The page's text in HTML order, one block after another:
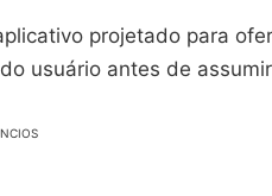
projetado para
usuário antes de